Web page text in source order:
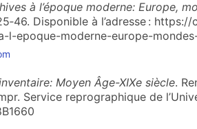
à l’époque moderne: Europe,
Disponible à l’adresse :
l-epoque-moderne-europe-
Moyen Âge-XIXe siècle.
Service reprographique de